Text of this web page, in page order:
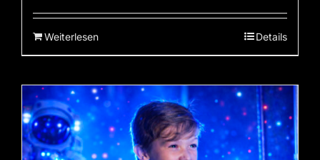
Weiterlesen Details